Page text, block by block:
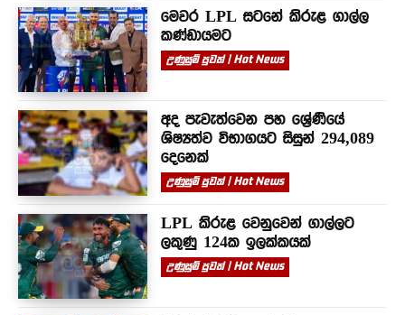
මෙවර LPL සටනේ කිරුළ ගාල්ල
කණ්ඩායමට
උණුසුම් පුවත් | Hot News
අද පැවැත්වෙන පහ ශ්‍රේණියේ
ශිෂ්‍යත්ව විභාගයට සිසුන් 294,089
දෙනෙක්
උණුසුම් පුවත් | Hot News
LPL කිරුළ වෙනුවෙන් ගාල්ලට
ලකුණු 124ක ඉලක්කයක්
උණුසුම් පුවත් | Hot News